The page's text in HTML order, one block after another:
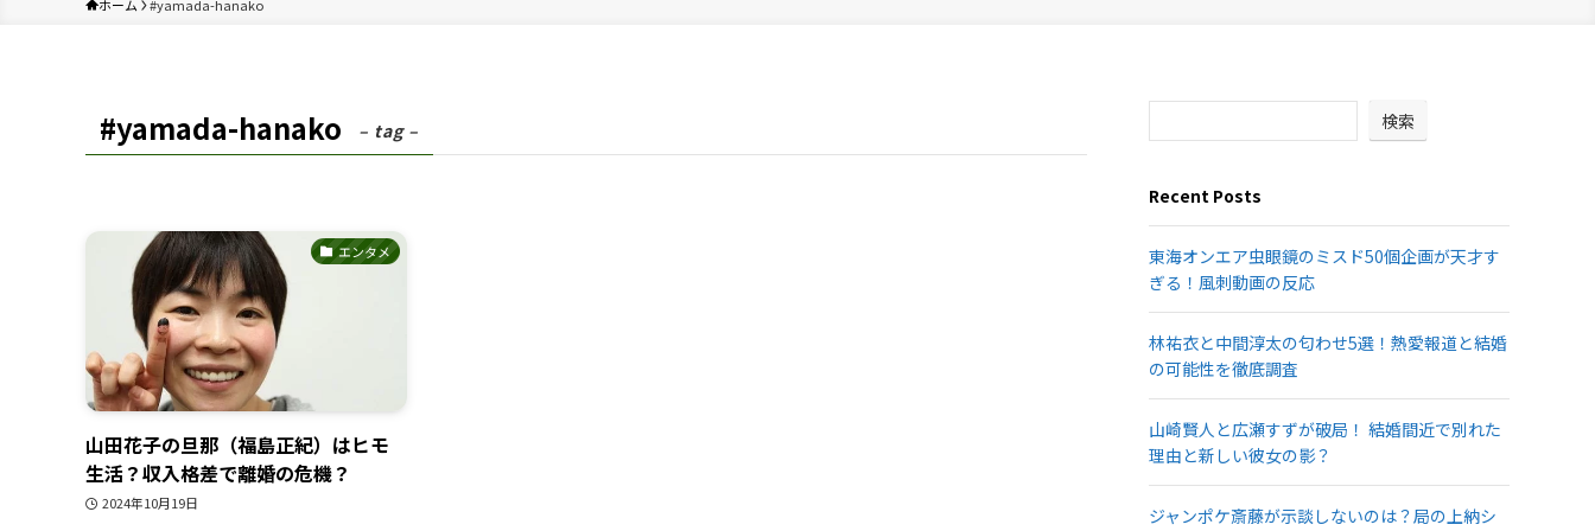
ホーム #yamada-hanako
#yamada-hanako – tag –
エンタメ
山田花子の旦那（福島正紀）はヒモ
生活？収入格差で離婚の危機？
2024年10月19日
検索
Recent Posts
東海オンエア虫眼鏡のミスド50個企画が天才す
ぎる！風刺動画の反応
林祐衣と中間淳太の匂わせ5選！熱愛報道と結婚
の可能性を徹底調査
山崎賢人と広瀬すずが破局！ 結婚間近で別れた
理由と新しい彼女の影？
ジャンポケ斎藤が示談しないのは？局の上納シ